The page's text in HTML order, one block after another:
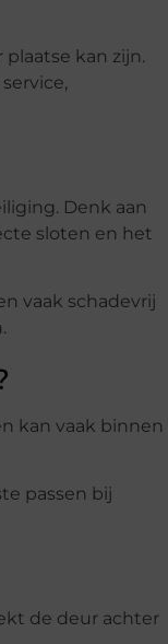
kan zijn.
Denk aan
sloten en het
vaak schadevrij
kan vaak binnen
passen bij
de deur achter